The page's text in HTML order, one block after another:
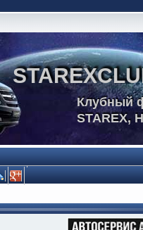
Клубный
STAREX,